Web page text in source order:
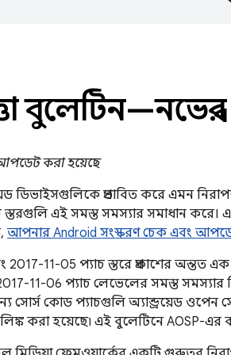
আপডেট করা হয়েছে
ডিভাইসগুলিকে প্রভাবিত করে এমন
স্তরগুলি এই সমস্ত সমস্যার সমাধান করে।
আপনার Android সংস্করণ চেক এবং
2017-11-05 প্যাচ স্তরে প্রকাশের অন্তত
11-06 প্যাচ লেভেলের সমস্ত সমস্যার
কোড প্যাচগুলি অ্যান্ড্রয়েড ওপেন
করা হয়েছে৷ এই বুলেটিনে AOSP-এর